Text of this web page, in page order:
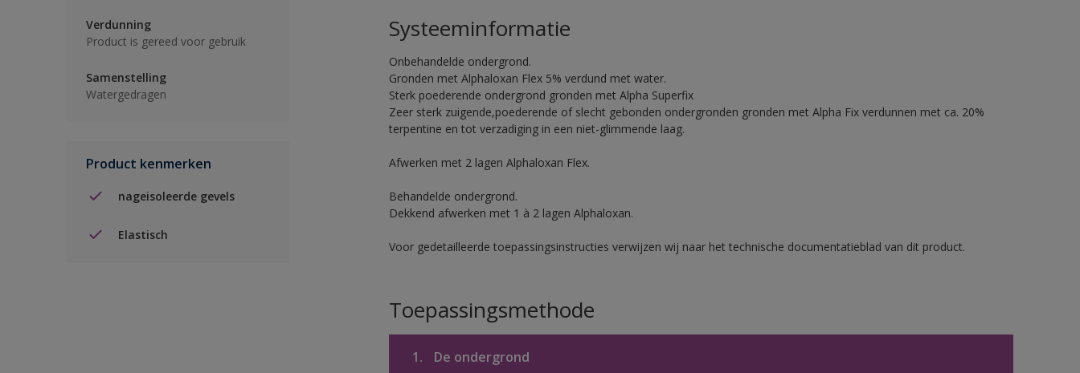
Verdunning
Product is gereed voor gebruik
Samenstelling
Watergedragen
Product kenmerken
nageisoleerde gevels
Elastisch
Systeeminformatie
Onbehandelde ondergrond.
Gronden met Alphaloxan Flex 5% verdund met water.
Sterk poederende ondergrond gronden met Alpha Superfix
Zeer sterk zuigende,poederende of slecht gebonden ondergronden gronden met Alpha Fix verdunnen met ca. 20%
terpentine en tot verzadiging in een niet-glimmende laag.
Afwerken met 2 lagen Alphaloxan Flex.
Behandelde ondergrond.
Dekkend afwerken met 1 à 2 lagen Alphaloxan.
Voor gedetailleerde toepassingsinstructies verwijzen wij naar het technische documentatieblad van dit product.
Toepassingsmethode
1. De ondergrond